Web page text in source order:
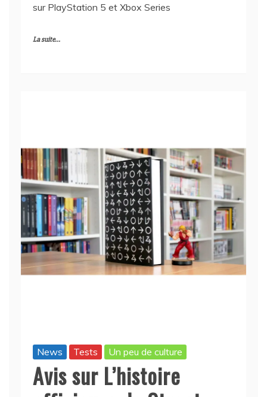
sur PlayStation 5 et Xbox Series
La suite...
News Tests Un peu de culture
Avis sur L’histoire